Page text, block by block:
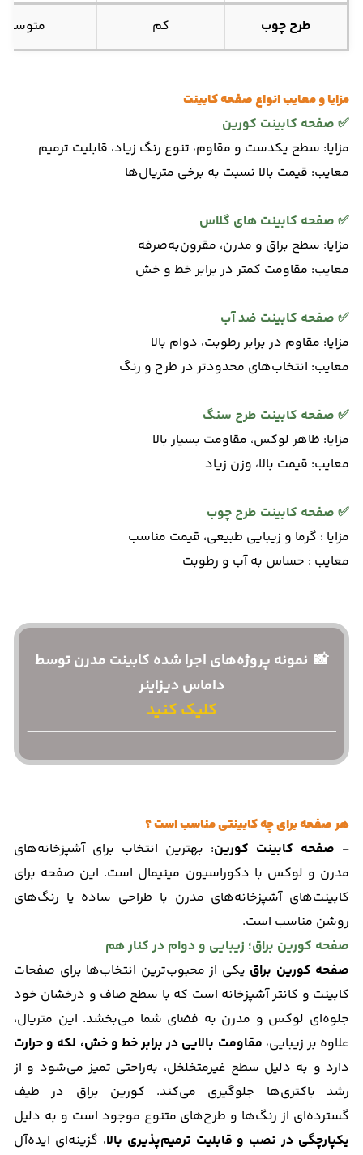
طرح چوب کم متوسط
مزایا و معایب انواع صفحه کابینت
✅ صفحه کابینت کورین
مزایا: سطح یکدست و مقاوم، تنوع رنگ زیاد، قابلیت ترمیم
معایب: قیمت بالا نسبت به برخی متریال‌ها
✅ صفحه کابینت های گلاس
مزایا: سطح براق و مدرن، مقرون‌به‌صرفه
معایب: مقاومت کمتر در برابر خط و خش
✅ صفحه کابینت ضد آب
مزایا: مقاوم در برابر رطوبت، دوام بالا
معایب: انتخاب‌های محدودتر در طرح و رنگ
✅ صفحه کابینت طرح سنگ
مزایا: ظاهر لوکس، مقاومت بسیار بالا
معایب: قیمت بالا، وزن زیاد
✅ صفحه کابینت طرح چوب
مزایا : گرما و زیبایی طبیعی، قیمت مناسب
معایب : حساس به آب و رطوبت
📸 نمونه پروژه‌های اجرا شده کابینت مدرن توسط
داماس دیزاینر
کلیک کنید
هر صفحه برای چه کابینتی مناسب است ؟
- صفحه کابینت کورین: بهترین انتخاب برای آشپزخانه‌های
مدرن و لوکس با دکوراسیون مینیمال است. این صفحه برای
کابینت‌های آشپزخانه‌های مدرن با طراحی ساده یا رنگ‌های
روشن مناسب است.
صفحه کورین براق؛ زیبایی و دوام در کنار هم
صفحه کورین براق یکی از محبوب‌ترین انتخاب‌ها برای صفحات
کابینت و کانتر آشپزخانه است که با سطح صاف و درخشان خود
جلوه‌ای لوکس و مدرن به فضای شما می‌بخشد. این متریال،
علاوه بر زیبایی، مقاومت بالایی در برابر خط و خش، لکه و حرارت
دارد و به دلیل سطح غیرمتخلخل، به‌راحتی تمیز می‌شود و از
رشد باکتری‌ها جلوگیری می‌کند. کورین براق در طیف
گسترده‌ای از رنگ‌ها و طرح‌های متنوع موجود است و به دلیل
یکپارچگی در نصب و قابلیت ترمیم‌پذیری بالا، گزینه‌ای ایده‌آل